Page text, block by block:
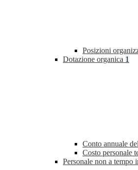
Posizioni
Dotazione organica 1
Conto annuale
Costo personale
Personale non a tempo